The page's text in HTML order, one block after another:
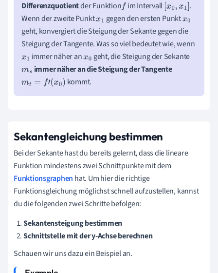
Differenzquotientder Funktionf im Intervall x0,x1
.
Wenn der zweite Punktx1 gegen den ersten Punktx0
geht, konvergiert die Steigung der Sekante gegen die
Steigung der Tangente. Was so viel bedeutet wie, wenn
x1 immer näher anx0 geht, die Steigung der Sekante
ms immer näher an die Steigung der Tangente
mt= f'x 0 kommt.
Sekantengleichung bestimmen
Bei der Sekante hast du bereits gelernt, dass die lineare
Funktion mindestens zwei Schnittpunkte mit dem
Funktionsgraphen hat. Um hier die richtige
Funktionsgleichung möglichst schnell aufzustellen, kannst
du die folgenden zwei Schritte befolgen:
Sekantensteigung bestimmen
Schnittstelle mit der y-Achse berechnen
Schauen wir uns dazu ein Beispiel an.